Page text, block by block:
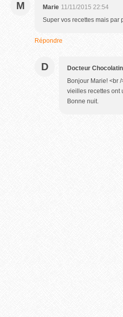
M Marie 11/11/2015 22:54
Super vos recettes mais par
Répondre
D Docteur
Bonjour Marie! <br
vieilles recettes ont
Bonne nuit.